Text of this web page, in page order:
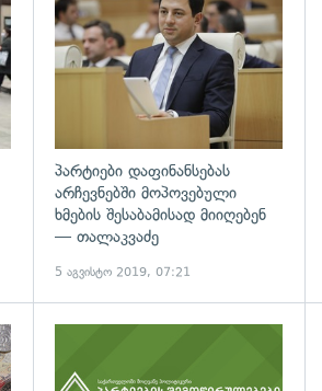
პარტიები დაფინანსებას
არჩევნებში მოპოვებული
ხმების შესაბამისად მიიღებენ
— თალაკვაძე
5 აგვისტო 2019, 07:21